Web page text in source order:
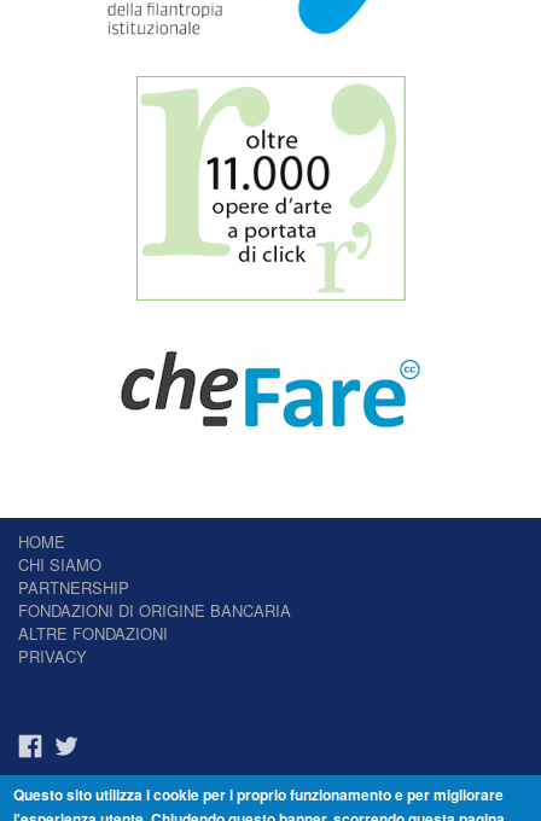
HOME
CHI SIAMO
PARTNERSHIP
FONDAZIONI DI ORIGINE BANCARIA
ALTRE FONDAZIONI
PRIVACY
Il Giornale delle Fondazioni - Periodico telematico
Questo sito utilizza i cookie per i proprio funzionamento e per migliorare